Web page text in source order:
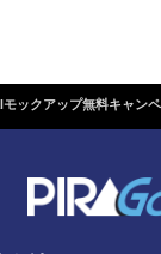
モックアップ無料キャン